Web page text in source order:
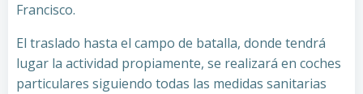
Francisco.
El traslado hasta el campo de batalla, donde tendrá
lugar la actividad propiamente, se realizará en coches
particulares siguiendo todas las medidas sanitarias